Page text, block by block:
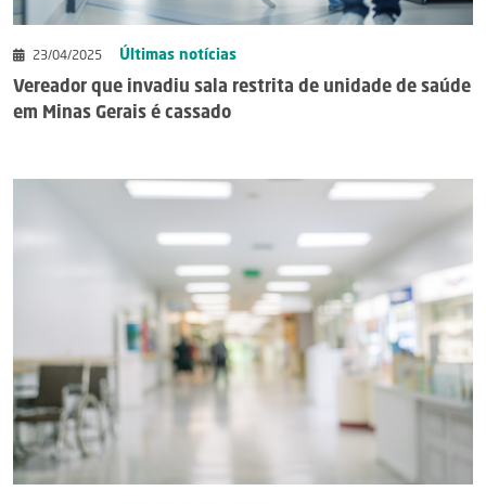
23/04/2025 Últimas notícias
Vereador que invadiu sala restrita de unidade de saúde
em Minas Gerais é cassado